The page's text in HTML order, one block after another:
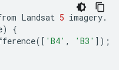
Landsat 5 imagery.
)
{
([ 'B4' , 'B3' ]);